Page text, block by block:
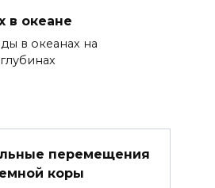
в океане
в океанах на
перемещения
коры